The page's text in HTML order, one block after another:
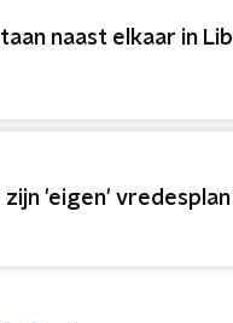
naast elkaar in
'eigen' vredesplan